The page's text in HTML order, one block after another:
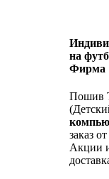
на
Фирма
заказ
Акции